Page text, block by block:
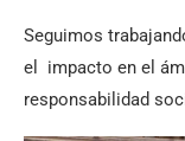
Seguimos
el impacto en el
responsabilidad